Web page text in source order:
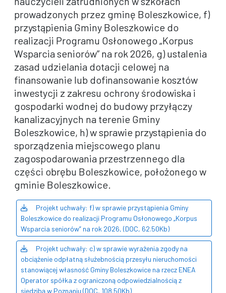
prowadzonych przez gminę Boleszkowice, f)
przystąpienia Gminy Boleszkowice do
realizacji Programu Osłonowego „Korpus
Wsparcia seniorów” na rok 2026, g) ustalenia
zasad udzielania dotacji celowej na
finansowanie lub dofinansowanie kosztów
inwestycji z zakresu ochrony środowiska i
gospodarki wodnej do budowy przyłączy
kanalizacyjnych na terenie Gminy
Boleszkowice, h) w sprawie przystąpienia do
sporządzenia miejscowego planu
zagospodarowania przestrzennego dla
części obrębu Boleszkowice, położonego w
gminie Boleszkowice.
Projekt uchwały: f) w sprawie przystąpienia Gminy
Boleszkowice do realizacji Programu Osłonowego „Korpus
Wsparcia seniorów” na rok 2026, (DOC, 62.50Kb)
Projekt uchwały: c) w sprawie wyrażenia zgody na
obciążenie odpłatną służebnością przesyłu nieruchomości
stanowiącej własność Gminy Boleszkowice na rzecz ENEA
Operator spółka z ograniczoną odpowiedzialnością z
siedzibą w Poznaniu (DOC, 108.50Kb)